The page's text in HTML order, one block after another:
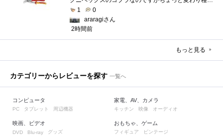
1
0
araragiさん
2時間前
もっと見る
カテゴリーからレビューを探す 一覧へ
コンピュータ
PC タブレット 周辺機器
映画、ビデオ
DVD Blu-ray グッズ
家電、AV、カメラ
キッチン 映像 オーディオ
おもちゃ、ゲーム
フィギュア ビンテージ